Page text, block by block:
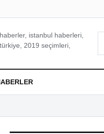
istanbul haberleri,
2019 seçimleri,